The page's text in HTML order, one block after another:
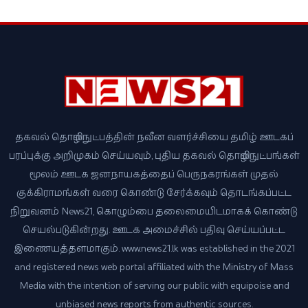
தகவல் தொழில்நுட்பத்தின் நவீன வளர்ச்சியை தமிழ் ஊடகப்
பரப்புக்கு அறிமுகம் செய்யவும், புதிய தகவல் தொழில்நுட்பங்கள்
மூலம் ஊடக ஜனநாயகத்தைப் பெருநகரங்கள் முதல்
குக்கிராமங்கள் வரை கொண்டு சேர்க்கவும் தொடங்கப்பட்ட
நிறுவனம் News21, கொழும்பை தலைமையிடமாகக் கொண்டு
செயல்படுகின்றது. ஊடக அமைச்சில் பதிவு செய்யப்பட்ட
இணையத்தளமாகும். www.news21.lk was established in the 2021
and registered news web portal affiliated with the Ministry of Mass
Media with the intention of serving our public with equipoise and
unbiased news reports from authentic sources.